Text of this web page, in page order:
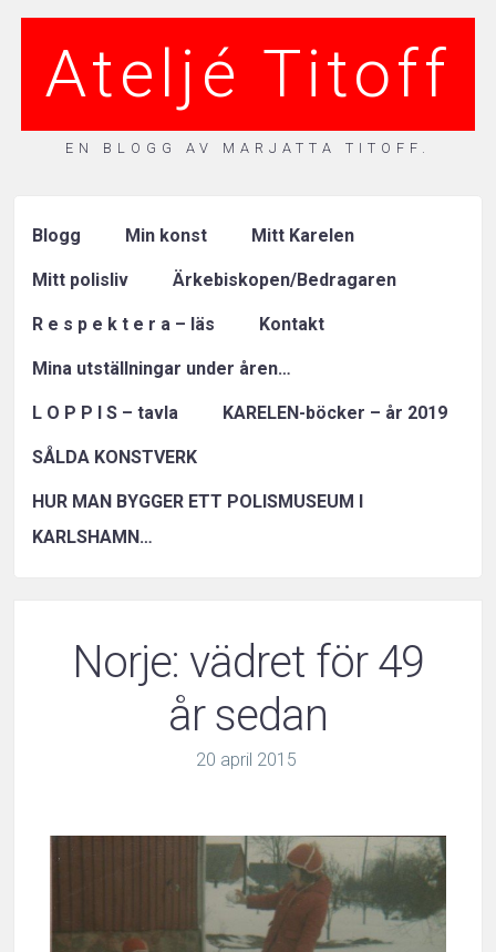
Ateljé Titoff
EN BLOGG AV MARJATTA TITOFF.
Blogg Min konst Mitt Karelen
Mitt polisliv Ärkebiskopen/Bedragaren
R e s p e k t e r a – läs Kontakt
Mina utställningar under åren…
L O P P I S – tavla KARELEN-böcker – år 2019
SÅLDA KONSTVERK
HUR MAN BYGGER ETT POLISMUSEUM I
KARLSHAMN…
Norje: vädret för 49
år sedan
20 april 2015